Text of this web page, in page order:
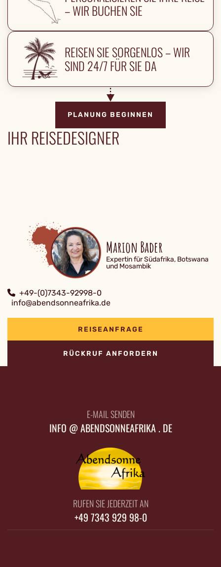
– WIR BUCHEN SIE
REISEN SIE SORGENLOS – WIR
SIND 24/7 FÜR SIE DA
PLANUNG BEGINNEN
IHR REISEDESIGNER
Marion Bader
Expertin für Südafrika, Botswana
und Mosambik
+49-(0)7343-92998-0
info@abendsonneafrika.de
REISEANFRAGE
RÜCKRUF ANFORDERN
E-MAIL SENDEN
INFO @ ABENDSONNEAFRIKA . DE
RUFEN SIE JEDERZEIT AN
+49 7343 929 98-0